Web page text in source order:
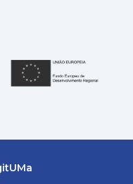
República Portuguesa